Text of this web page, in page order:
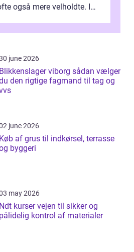
også mere velholdte. I
june 2026
Blikkenslager viborg sådan vælger
den rigtige fagmand til tag og
june 2026
Køb af grus til indkørsel, terrasse
byggeri
may 2026
Ndt kurser vejen til sikker og
pålidelig kontrol af materialer